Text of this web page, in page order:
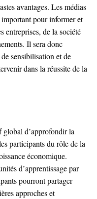
avantages. Les médias
pour informer et
entreprises, de la société
Il sera donc
sensibilisation et de
dans la réussite de la
d’approfondir la
participants du rôle de la
économique.
d’apprentissage par
pourront partager
approches et